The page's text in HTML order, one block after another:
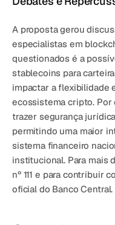
A proposta gerou
especialistas em
questionados é a
stablecoins para
impactar a flexibilidade
ecossistema cripto. Por
trazer segurança
permitindo uma maior
sistema financeiro
institucional. Para mais
nº 111 e para contribuir
oficial do Banco Central.